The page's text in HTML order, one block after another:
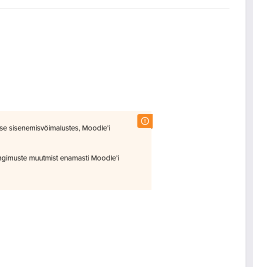
sisenemisvõimalustes, Moodle’i
muutmist enamasti Moodle’i